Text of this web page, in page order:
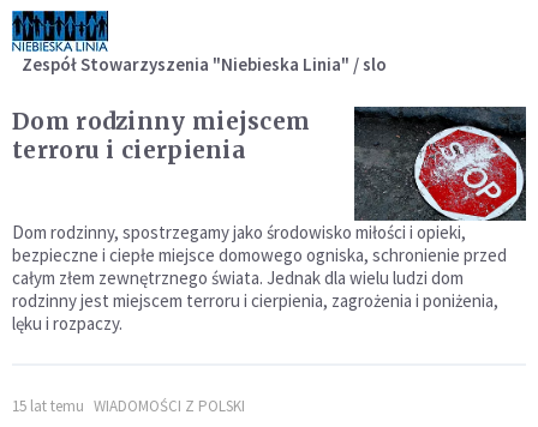
Zespół Stowarzyszenia "Niebieska Linia" / slo
Dom rodzinny miejscem
terroru i cierpienia
Dom rodzinny, spostrzegamy jako środowisko miłości i opieki,
bezpieczne i ciepłe miejsce domowego ogniska, schronienie przed
całym złem zewnętrznego świata. Jednak dla wielu ludzi dom
rodzinny jest miejscem terroru i cierpienia, zagrożenia i poniżenia,
lęku i rozpaczy.
15 lat temu WIADOMOŚCI Z POLSKI